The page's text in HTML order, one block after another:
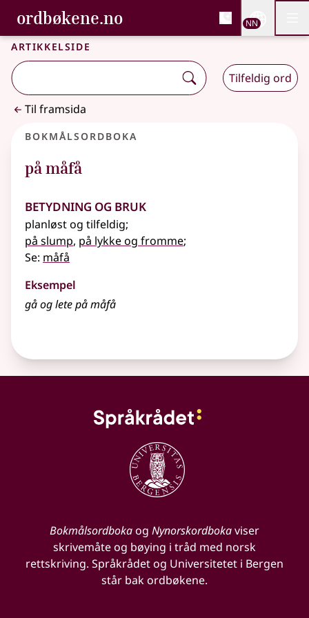
Gå til hovudinnhald
Tilgjenge
ordbøkene.no, Bokmålsordboka og
Bokmålsordboka og Nynorskordboka
NN
Artikkelside
Tilfeldig ord
Til framsida
Bokmålsordboka
på måfå
Betydning og bruk
planløst og tilfeldig;
på slump, på lykke og fromme;
Se: måfå
Eksempel
gå og lete påmåfå
Bokmålsordbokaog Nynorskordbokaviser
skrivemåte og bøying i tråd med norsk
rettskriving. Språkrådet og Universitetet i Bergen
står bak ordbøkene.